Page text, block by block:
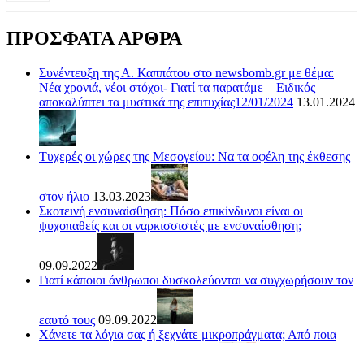
ΠΡΟΣΦΑΤΑ ΑΡΘΡΑ
Συνέντευξη της Α. Καππάτου στο newsbomb.gr με θέμα:
Νέα χρονιά, νέοι στόχοι- Γιατί τα παρατάμε – Ειδικός
αποκαλύπτει τα μυστικά της επιτυχίας12/01/2024 13.01.2024
Τυχερές οι χώρες της Μεσογείου: Να τα οφέλη της έκθεσης
στον ήλιο 13.03.2023
Σκοτεινή ενσυναίσθηση: Πόσο επικίνδυνοι είναι οι
ψυχοπαθείς και οι ναρκισσιστές με ενσυναίσθηση;
09.09.2022
Γιατί κάποιοι άνθρωποι δυσκολεύονται να συγχωρήσουν τον
εαυτό τους 09.09.2022
Χάνετε τα λόγια σας ή ξεχνάτε μικροπράγματα; Από ποια